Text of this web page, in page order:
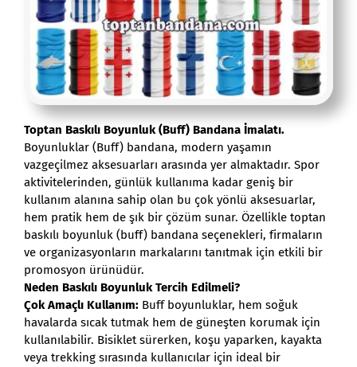
Toptan Baskılı Boyunluk (Buff) Bandana İmalatı.
Boyunluklar (Buff) bandana, modern yaşamın
vazgeçilmez aksesuarları arasında yer almaktadır. Spor
aktivitelerinden, günlük kullanıma kadar geniş bir
kullanım alanına sahip olan bu çok yönlü aksesuarlar,
hem pratik hem de şık bir çözüm sunar. Özellikle toptan
baskılı boyunluk (buff) bandana seçenekleri, firmaların
ve organizasyonların markalarını tanıtmak için etkili bir
promosyon ürünüdür.
Neden Baskılı Boyunluk Tercih Edilmeli?
Çok Amaçlı Kullanım:Buff boyunluklar, hem soğuk
havalarda sıcak tutmak hem de güneşten korumak için
kullanılabilir. Bisiklet sürerken, koşu yaparken, kayakta
veya trekking sırasında kullanıcılar için ideal bir